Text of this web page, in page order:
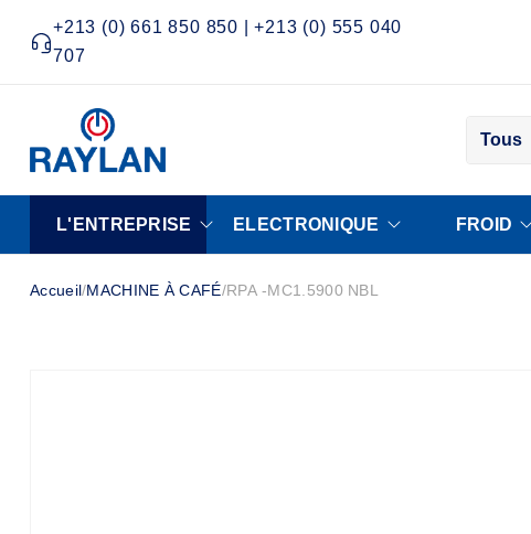
+213 (0) 661 850 850 | +213 (0) 555 040
707
Tous
L'ENTREPRISE ELECTRONIQUE FROID
Accueil/MACHINE À CAFÉ/RPA -MC1.5900 NBL